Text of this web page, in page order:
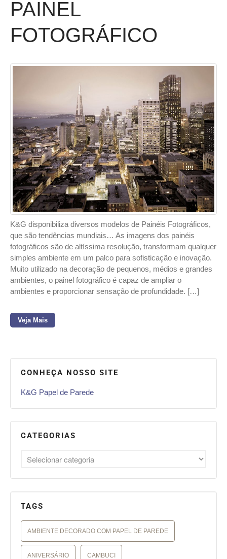
PAINEL
FOTOGRÁFICO
K&G disponibiliza diversos modelos de Painéis Fotográficos,
que são tendências mundiais… As imagens dos painéis
fotográficos são de altíssima resolução, transformam qualquer
simples ambiente em um palco para sofisticação e inovação.
Muito utilizado na decoração de pequenos, médios e grandes
ambientes, o painel fotográfico é capaz de ampliar o
ambientes e proporcionar sensação de profundidade. […]
Veja Mais
CONHEÇA NOSSO SITE
K&G Papel de Parede
CATEGORIAS
TAGS
AMBIENTE DECORADO COM PAPEL DE PAREDE
ANIVERSÁRIO CAMBUCI